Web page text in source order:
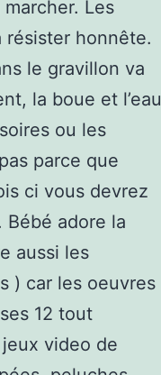
Les
résister honnête.
le gravillon va
la boue et l’eau
ou les
parce que
ci vous devrez
Bébé adore la
aussi les
) car les oeuvres
12 tout
video de